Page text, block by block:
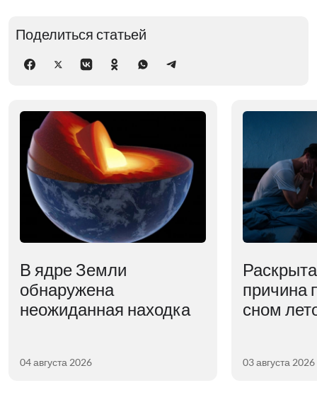
Поделиться статьей
В ядре Земли
обнаружена
неожиданная находка
04 августа 2026
причина
сном
03 августа 2026